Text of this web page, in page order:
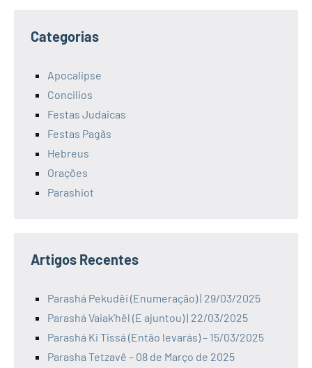
posts
Categorias
Apocalipse
Concilios
Festas Judaicas
Festas Pagãs
Hebreus
Orações
Parashiot
Artigos Recentes
Parashá Pekudêi (Enumeração) | 29/03/2025
Parashá Vaiak’hêl (E ajuntou) | 22/03/2025
Parashá Ki Tissá (Então levarás) – 15/03/2025
Parasha Tetzavê – 08 de Março de 2025